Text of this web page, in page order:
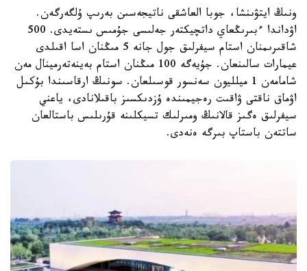
ونىڭ ايتۋىنشا، جوبا العاشقى ناتيجەسىن بەرىپ ۇلگەرگەن.
اۋداندا ءبىرىڭعاي داتچيكتەر جەلىسى جۇمىس ىستەيدى. 500
شاقىرىمنان استام سيفرلىق جول جانە 5 مىڭنان اسا اقىلدى
عيمارات سالىنعان. جۇيەگە 100 مىڭنان استام بەينەتەرمينال مەن
شامامەن 1 ميلليون سەنسور قوسىلعان. سونىڭ ارقاسىندا بۇكىل
اۋماق ناقتى ۋاقىت رەجيمىندە ۇزدىكسىز باقىلانادى، ياعني
سيفرلىق ەگىز قالانىڭ ومىرلىك تسيكلىنە قۇرىلىس باستالعان
ساتتەن باستاپ بىرگە ەنەدى.